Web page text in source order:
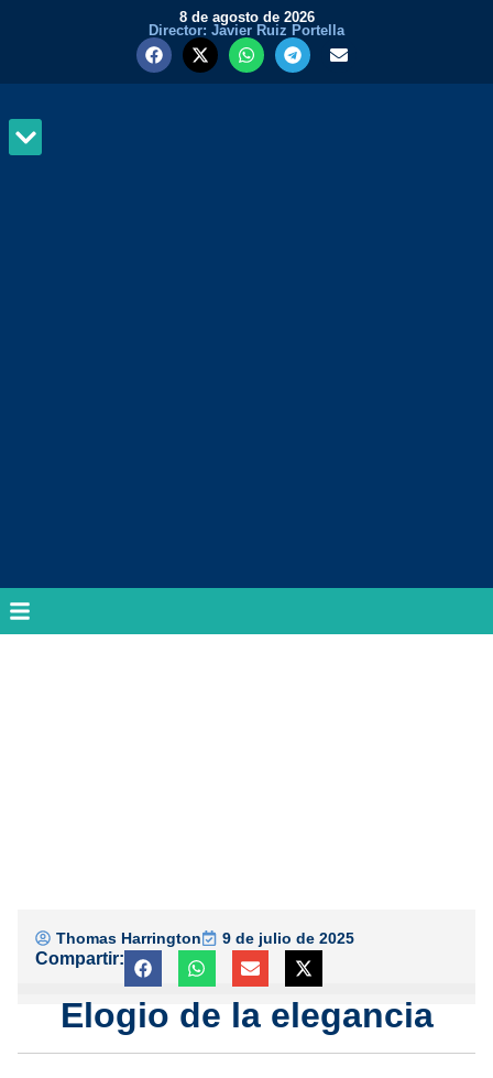
8 de agosto de 2026
Director: Javier Ruiz Portella
Thomas Harrington 9 de julio de 2025
Compartir:
Elogio de la elegancia